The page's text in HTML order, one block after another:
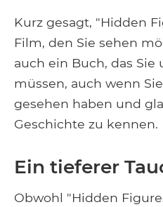
Kurz gesagt, "Hidden
Film, den Sie sehen
auch ein Buch, das
müssen, auch wenn
gesehen haben und
Geschichte zu kennen.
Ein tieferer
Obwohl "Hidden